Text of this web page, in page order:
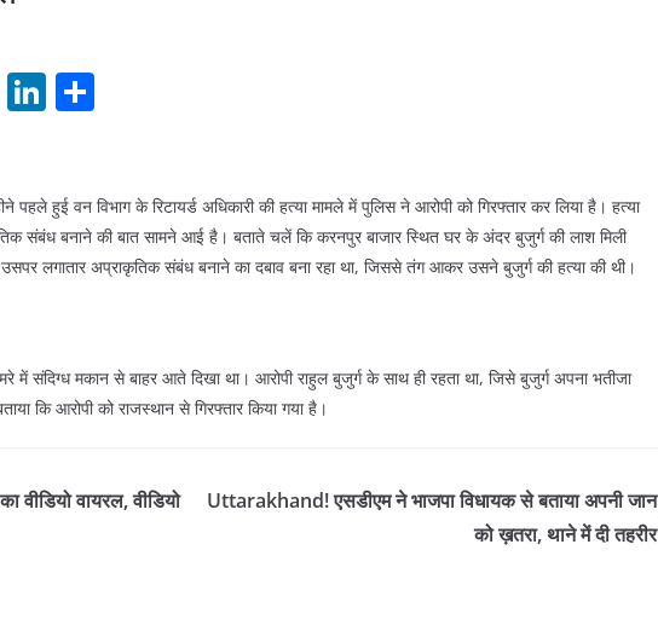
T
m
Li
e
dI
n
e
पहले हुई वन विभाग के रिटायर्ड अधिकारी की हत्या मामले में पुलिस ने आरोपी को गिरफ्तार कर लिया है। हत्या
संबंध बनाने की बात सामने आई है। बताते चलें कि करनपुर बाजार स्थित घर के अंदर बुजुर्ग की लाश मिली
लगातार अप्राकृतिक संबंध बनाने का दबाव बना रहा था, जिससे तंग आकर उसने बुजुर्ग की हत्या की थी।
में संदिग्ध मकान से बाहर आते दिखा था। आरोपी राहुल बुजुर्ग के साथ ही रहता था, जिसे बुजुर्ग अपना भतीजा
कि आरोपी को राजस्थान से गिरफ्तार किया गया है।
वीडियो वायरल, वीडियो
Uttarakhand! एसडीएम ने भाजपा विधायक से बताया अपनी जान
को ख़तरा, थाने में दी तहरीर